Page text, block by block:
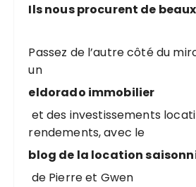
Ils nous procurent de
Passez de l’autre côté du
un
eldorado immobilier
et des investissements
rendements, avec le
blog de la location
de Pierre et Gwen